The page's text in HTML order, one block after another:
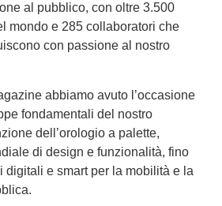
al pubblico, con oltre 3.500
mondo e 285 collaboratori che
con passione al nostro
abbiamo avuto l’occasione
fondamentali del nostro
dell’orologio a palette,
di design e funzionalità, fino
digitali e smart per la mobilità e la